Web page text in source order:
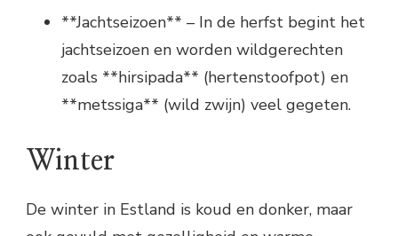
**Jachtseizoen** – In de herfst begint het
jachtseizoen en worden wildgerechten
zoals **hirsipada** (hertenstoofpot) en
**metssiga** (wild zwijn) veel gegeten.
Winter
De winter in Estland is koud en donker, maar